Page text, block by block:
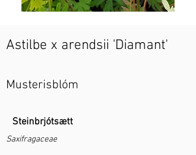
Astilbe x arendsii 'Diamant'
Musterisblóm
Steinbrjótsætt
Saxifragaceae